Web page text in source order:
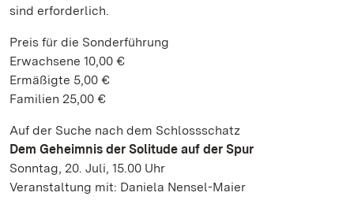
sind erforderlich.
Preis für die Sonderführung
Erwachsene 10,00 €
Ermäßigte 5,00 €
Familien 25,00 €
Auf der Suche nach dem Schlossschatz
Dem Geheimnis der Solitude auf der Spur
Sonntag, 20. Juli, 15.00 Uhr
Veranstaltung mit: Daniela Nensel-Maier